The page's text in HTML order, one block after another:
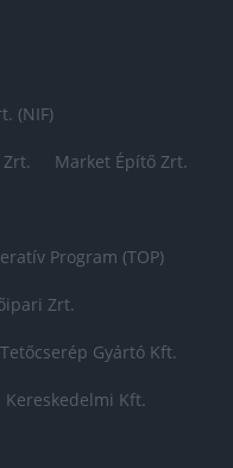
(NIF)
Zrt. Market Építő Zrt.
Program (TOP)
Zrt.
Gyártó Kft.
Kft.